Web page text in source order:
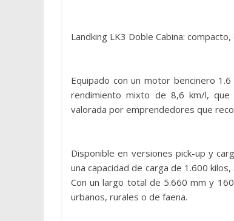
Landking LK3 Doble Cabina:
Equipado con un motor bencinero
rendimiento mixto de 8,6 km/l, que
valorada por emprendedores que
Disponible en versiones pick-up y
una capacidad de carga de 1.600
Con un largo total de 5.660 mm y
urbanos, rurales o de faena.